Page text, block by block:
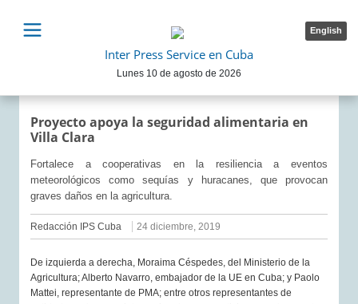
English
Inter Press Service en Cuba
Lunes 10 de agosto de 2026
Proyecto apoya la seguridad alimentaria en
Villa Clara
Fortalece a cooperativas en la resiliencia a eventos
meteorológicos como sequías y huracanes, que provocan
graves daños en la agricultura.
Redacción IPS Cuba 24 diciembre, 2019
De izquierda a derecha, Moraima Céspedes, del Ministerio de la
Agricultura; Alberto Navarro, embajador de la UE en Cuba; y Paolo
Mattei, representante de PMA; entre otros representantes de